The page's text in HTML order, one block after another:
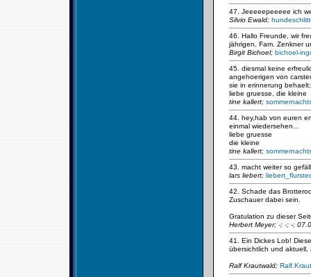
47. Jeeeeepeeeee ich
Silvio Ewald;
46. Hallo Freunde, wir
jährigen, Fam. Zenkner
Birgit Bichoel; bichoel-
45. diesmal keine
angehoerigen von
sie in erinnerung
liebe gruesse, die kleine
tine kallert;
44. hey,hab von euren
einmal wiedersehen...
liebe gruesse
die kleine
tine kallert;
43. macht weiter so
lars liebert;
42. Schade das
Zuschauer dabei sein.
Gratulation zu dieser
Herbert Meyer; -; -; -;
41. Ein Dickes Lob!
übersichtlich und aktuell,
Ralf Krautwald;